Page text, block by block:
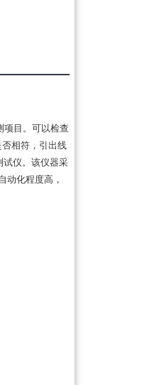
项目。可以检查
相符，引出线
试仪。该仪器采
动化程度高，